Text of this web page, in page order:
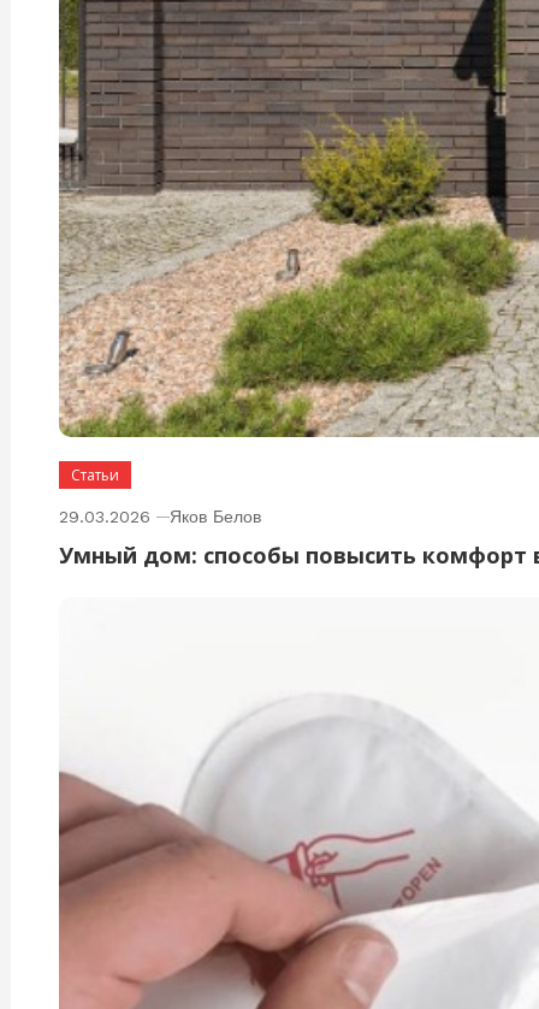
Статьи
29.03.2026 Яков Белов
Умный дом: способы повысить комфорт